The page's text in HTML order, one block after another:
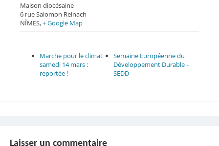
Maison diocésaine
6 rue Salomon Reinach
NÎMES,+ Google Map
Marche pour le climat
samedi 14 mars :
reportée !
Semaine Européenne du
Développement Durable –
SEDD
Laisser un commentaire